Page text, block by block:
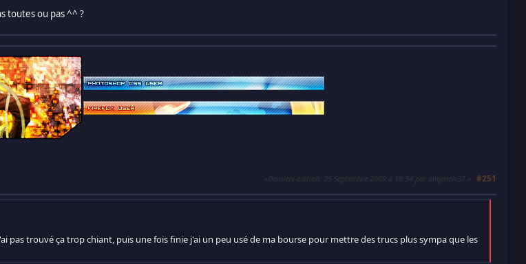
toutes ou pas ^^ ?
#251
Dernière édition : 25 Septembre 2009 à 18:34 par angenoir37
pas trouvé ça trop chiant, puis une fois finie j'ai un peu usé de ma bourse pour mettre des trucs plus sympa que les